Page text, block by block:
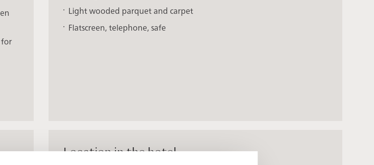
for
Light wooded parquet and carpet
Flatscreen, telephone, safe
Location in the hotel